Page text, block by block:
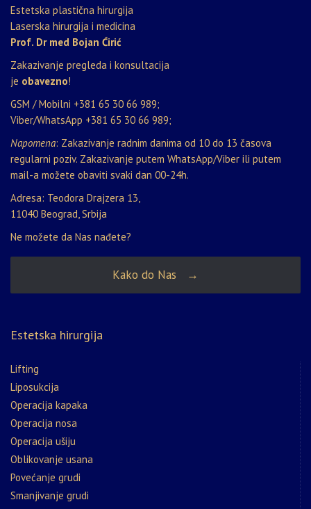
Estetska plastična hirurgija
Laserska hirurgija i medicina
Prof. Dr med Bojan Ćirić
Zakazivanje pregleda i konsultacija
je obavezno!
GSM / Mobilni +381 65 30 66 989;
Viber/WhatsApp +381 65 30 66 989;
Napomena: Zakazivanje radnim danima od 10 do 13 časova
regularni poziv. Zakazivanje putem WhatsApp/Viber ili putem
mail-a možete obaviti svaki dan 00-24h.
Adresa: Teodora Drajzera 13,
11040 Beograd, Srbija
Ne možete da Nas nađete?
Kako do Nas →
Estetska hirurgija
Lifting
Liposukcija
Operacija kapaka
Operacija nosa
Operacija ušiju
Oblikovanje usana
Povećanje grudi
Smanjivanje grudi